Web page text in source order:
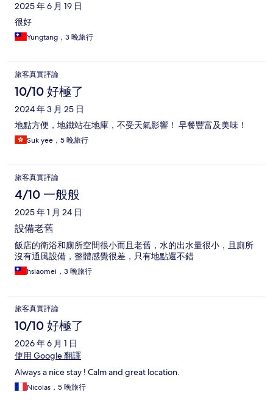
2025 年 6 月 19 日
很好
Yungtang，3 晚旅行
旅客真實評論
10/10 好極了
2024 年 3 月 25 日
地點方便，地鐵站在地庫，不受天氣影響！ 早餐豐富及美味！
Suk yee，5 晚旅行
旅客真實評論
4/10 一般般
2025 年 1 月 24 日
設備老舊
飯店的衛浴和廁所空間很小而且老舊，水的出水量很小，且廁所
沒有通風設備，整體感覺很差，只有地點還不錯
hsiaomei，3 晚旅行
旅客真實評論
10/10 好極了
2026 年 6 月 1 日
使用 Google 翻譯
Always a nice stay ! Calm and great location.
Nicolas，5 晚旅行